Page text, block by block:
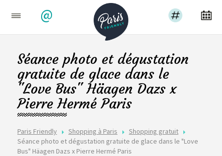
@
Paris Friendly Shopping à Paris
Shopping gratuit
Séance photo et dégustation gratuite de glace dans le "Love
Bus" Häagen Dazs x Pierre Hermé Paris
Séance photo et dégustation
gratuite de glace dans le
"Love Bus" Häagen Dazs x
Pierre Hermé Paris